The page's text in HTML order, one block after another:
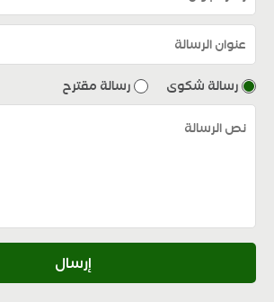
رسالة شكوى رسالة مقترح
إرسال